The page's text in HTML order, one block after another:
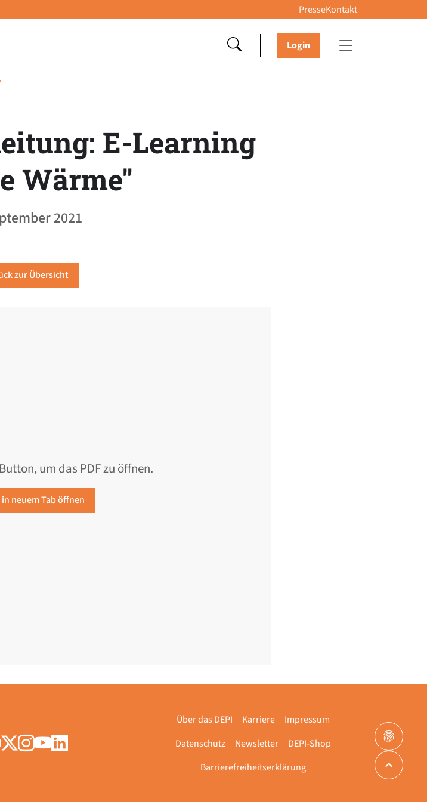
PresseKontakt
Login
E-Learning
Wärme"
2021
zur Übersicht
um das PDF zu öffnen.
in neuem Tab öffnen
Über das DEPI Karriere
Impressum
Datenschutz
Newsletter
DEPI-Shop
Barrierefreiheitserklärung